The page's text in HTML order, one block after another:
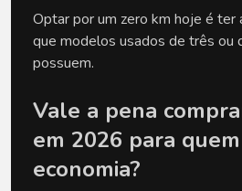
Optar por um zero km hoje é ter
que modelos usados de três ou
possuem.
Vale a pena
em 2026 para
economia?